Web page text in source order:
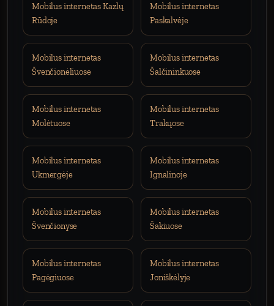
Mobilus internetas Kazlų
Rūdoje
Mobilus internetas
Paskalvėje
Mobilus internetas
Švenčionėliuose
Mobilus internetas
Šalčininkuose
Mobilus internetas
Molėtuose
Mobilus internetas
Trakųose
Mobilus internetas
Ukmergėje
Mobilus internetas
Ignalinoje
Mobilus internetas
Švenčionyse
Mobilus internetas
Šakiuose
Mobilus internetas
Pagėgiuose
Mobilus internetas
Joniškėlyje